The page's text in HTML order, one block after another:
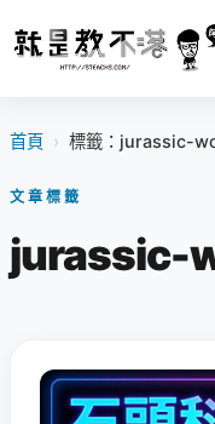
首頁 › 標籤：jurassic-
文章標籤
jurassic-